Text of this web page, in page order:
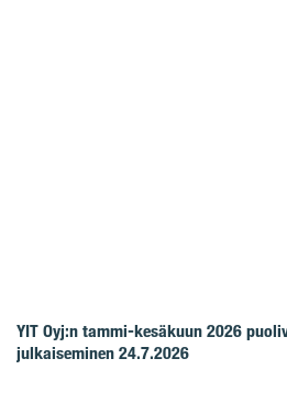
YIT Oyj:n tammi-kesäkuun 2026
julkaiseminen 24.7.2026